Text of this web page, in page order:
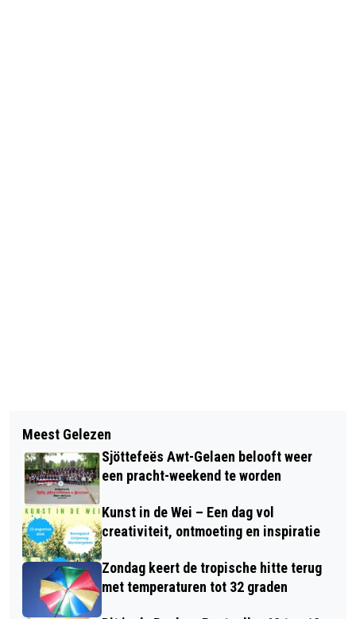
SINT JOEP MARKET
MEER FAILLISSEMENTEN IN FEBRUARI
Meest Gelezen
Sjöttefeës Awt-Gelaen belooft weer
een pracht-weekend te worden
Kunst in de Wei – Een dag vol
creativiteit, ontmoeting en inspiratie
Zondag keert de tropische hitte terug
met temperaturen tot 32 graden